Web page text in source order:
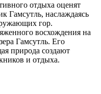
отдыха оценят
Гамсутль, наслаждаясь
гор.
восхождения на
Гамсутль. Его
природа создают
и отдыха.